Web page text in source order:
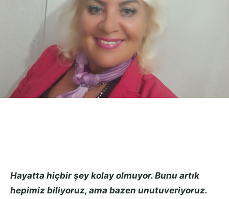
Hayatta hiçbir şey kolay olmuyor. Bunu artık
hepimiz biliyoruz, ama bazen unutuveriyoruz.